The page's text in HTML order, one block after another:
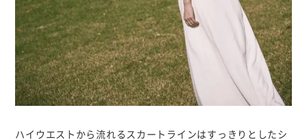
ハイウエストから流れるスカートラインはすっきりとしたシ